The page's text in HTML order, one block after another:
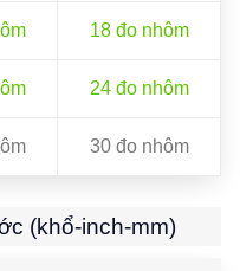
18 đo nhôm
24 đo nhôm
30 đo nhôm
(khổ-inch-mm)